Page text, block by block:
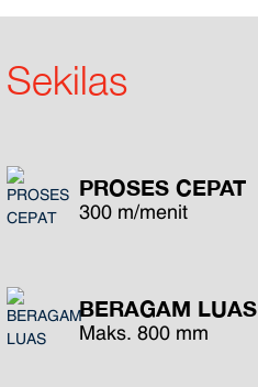
Sekilas
PROSES CEPAT
300 m/menit
BERAGAM LUAS
Maks. 800 mm